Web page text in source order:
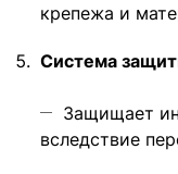
крепежа и
Система
Защищает
вследствие